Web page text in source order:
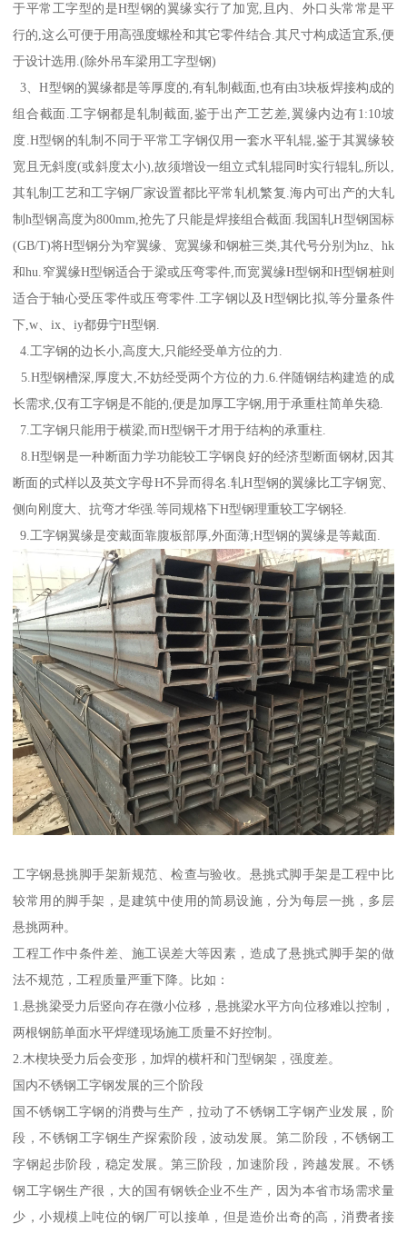
于平常工字型的是H型钢的翼缘实行了加宽,且内、外口头常常是平
行的,这么可便于用高强度螺栓和其它零件结合.其尺寸构成适宜系,便
于设计选用.(除外吊车梁用工字型钢)
3、H型钢的翼缘都是等厚度的,有轧制截面,也有由3块板焊接构成的
组合截面.工字钢都是轧制截面,鉴于出产工艺差,翼缘内边有1:10坡
度.H型钢的轧制不同于平常工字钢仅用一套水平轧辊,鉴于其翼缘较
宽且无斜度(或斜度太小),故须增设一组立式轧辊同时实行辊轧,所以,
其轧制工艺和工字钢厂家设置都比平常轧机繁复.海内可出产的大轧
制h型钢高度为800mm,抢先了只能是焊接组合截面.我国轧H型钢国标
(GB/T)将H型钢分为窄翼缘、宽翼缘和钢桩三类,其代号分别为hz、hk
和hu.窄翼缘H型钢适合于梁或压弯零件,而宽翼缘H型钢和H型钢桩则
适合于轴心受压零件或压弯零件.工字钢以及H型钢比拟,等分量条件
下,w、ix、iy都毋宁H型钢.
4.工字钢的边长小,高度大,只能经受单方位的力.
5.H型钢槽深,厚度大,不妨经受两个方位的力.6.伴随钢结构建造的成
长需求,仅有工字钢是不能的,便是加厚工字钢,用于承重柱简单失稳.
7.工字钢只能用于横梁,而H型钢干才用于结构的承重柱.
8.H型钢是一种断面力学功能较工字钢良好的经济型断面钢材,因其
断面的式样以及英文字母H不异而得名.轧H型钢的翼缘比工字钢宽、
侧向刚度大、抗弯才华强.等同规格下H型钢理重较工字钢轻.
9.工字钢翼缘是变戴面靠腹板部厚,外面薄;H型钢的翼缘是等戴面.
工字钢悬挑脚手架新规范、检查与验收。悬挑式脚手架是工程中比
较常用的脚手架，是建筑中使用的简易设施，分为每层一挑，多层
悬挑两种。
工程工作中条件差、施工误差大等因素，造成了悬挑式脚手架的做
法不规范，工程质量严重下降。比如：
1.悬挑梁受力后竖向存在微小位移，悬挑梁水平方向位移难以控制，
两根钢筋单面水平焊缝现场施工质量不好控制。
2.木楔块受力后会变形，加焊的横杆和门型钢架，强度差。
国内不锈钢工字钢发展的三个阶段
国不锈钢工字钢的消费与生产，拉动了不锈钢工字钢产业发展，阶
段，不锈钢工字钢生产探索阶段，波动发展。第二阶段，不锈钢工
字钢起步阶段，稳定发展。第三阶段，加速阶段，跨越发展。不锈
钢工字钢生产很，大的国有钢铁企业不生产，因为本省市场需求量
少，小规模上吨位的钢厂可以接单，但是造价出奇的高，消费者接